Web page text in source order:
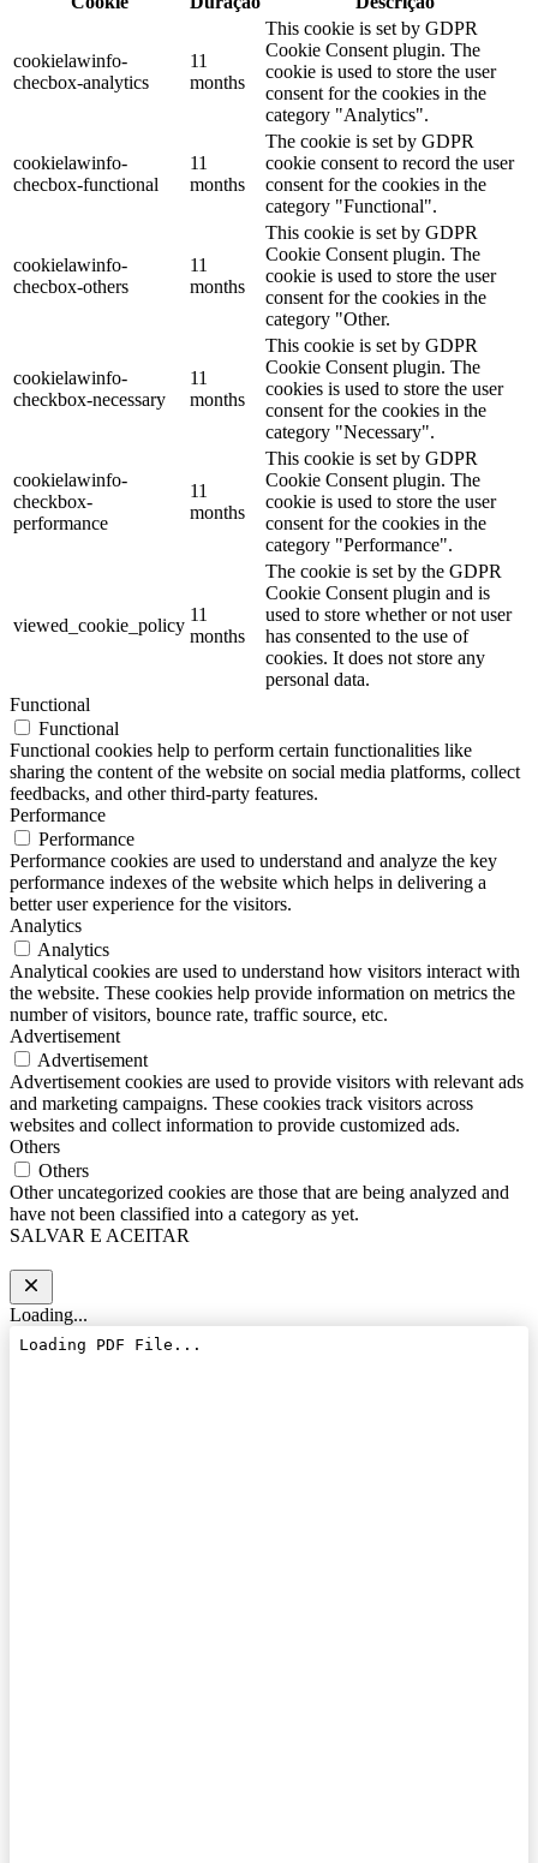
cookielawinfo-
checbox-analytics
11
months
This cookie is set by GDPR
Cookie Consent plugin. The
cookie is used to store the user
consent for the cookies in the
category "Analytics".
cookielawinfo-
checbox-functional
11
months
The cookie is set by GDPR
cookie consent to record the user
consent for the cookies in the
category "Functional".
cookielawinfo-
checbox-others
11
months
This cookie is set by GDPR
Cookie Consent plugin. The
cookie is used to store the user
consent for the cookies in the
category "Other.
cookielawinfo-
checkbox-necessary
11
months
This cookie is set by GDPR
Cookie Consent plugin. The
cookies is used to store the user
consent for the cookies in the
category "Necessary".
cookielawinfo-
checkbox-
performance
11
months
This cookie is set by GDPR
Cookie Consent plugin. The
cookie is used to store the user
consent for the cookies in the
category "Performance".
viewed_cookie_policy
11
months
The cookie is set by the GDPR
Cookie Consent plugin and is
used to store whether or not user
has consented to the use of
cookies. It does not store any
personal data.
Functional
Functional
Functional cookies help to perform certain functionalities like
sharing the content of the website on social media platforms, collect
feedbacks, and other third-party features.
Performance
Performance
Performance cookies are used to understand and analyze the key
performance indexes of the website which helps in delivering a
better user experience for the visitors.
Analytics
Analytics
Analytical cookies are used to understand how visitors interact with
the website. These cookies help provide information on metrics the
number of visitors, bounce rate, traffic source, etc.
Advertisement
Advertisement
Advertisement cookies are used to provide visitors with relevant ads
and marketing campaigns. These cookies track visitors across
websites and collect information to provide customized ads.
Others
Others
Other uncategorized cookies are those that are being analyzed and
have not been classified into a category as yet.
SALVAR E ACEITAR
Loading...